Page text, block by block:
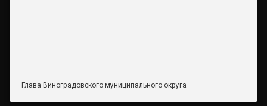
Глава Виноградовского муниципального округа